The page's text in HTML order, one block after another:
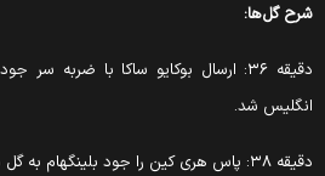
گل‌ها:
دقیقه ۳۶: ارسال بوکایو ساکا با ضربه سر
شد.
هری کین را جود بلینگهام به گل دوم سه‌شیرها تبدیل کرد.